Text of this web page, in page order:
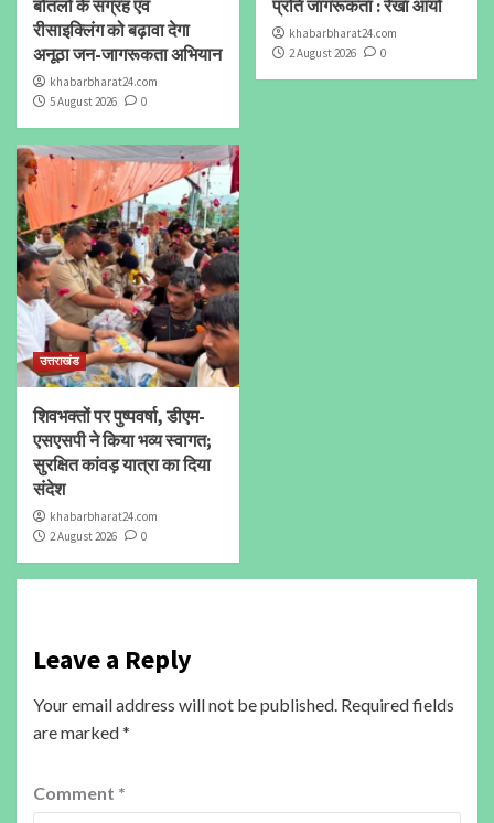
बोतलों के संग्रह एवं
रीसाइक्लिंग को बढ़ावा देगा
अनूठा जन-जागरूकता अभियान
khabarbharat24.com
5 August 2026
0
प्रति जागरूकता : रेखा आर्या
khabarbharat24.com
2 August 2026
0
उत्तराखंड
शिवभक्तों पर पुष्पवर्षा, डीएम-
एसएसपी ने किया भव्य स्वागत;
सुरक्षित कांवड़ यात्रा का दिया
संदेश
khabarbharat24.com
2 August 2026
0
Leave a Reply
Your email address will not be published. Required fields
are marked*
Comment *